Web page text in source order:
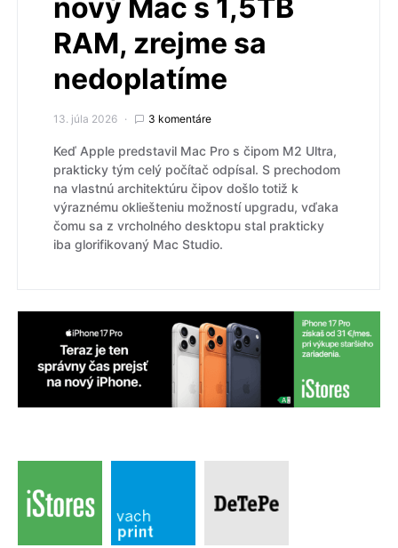
nový Mac s 1,5TB
RAM, zrejme sa
nedoplatíme
13. júla 2026 3 komentáre
Keď Apple predstavil Mac Pro s čipom M2 Ultra,
prakticky tým celý počítač odpísal. S prechodom
na vlastnú architektúru čipov došlo totiž k
výraznému okliešteniu možností upgradu, vďaka
čomu sa z vrcholného desktopu stal prakticky
iba glorifikovaný Mac Studio.